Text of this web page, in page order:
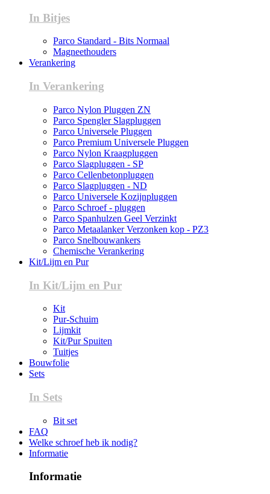
In Bitjes
Parco Standard - Bits Normaal
Magneethouders
Verankering
In Verankering
Parco Nylon Pluggen ZN
Parco Spengler Slagpluggen
Parco Universele Pluggen
Parco Premium Universele Pluggen
Parco Nylon Kraagpluggen
Parco Slagpluggen - SP
Parco Cellenbetonpluggen
Parco Slagpluggen - ND
Parco Universele Kozijnpluggen
Parco Schroef - pluggen
Parco Spanhulzen Geel Verzinkt
Parco Metaalanker Verzonken kop - PZ3
Parco Snelbouwankers
Chemische Verankering
Kit/Lijm en Pur
In Kit/Lijm en Pur
Kit
Pur-Schuim
Lijmkit
Kit/Pur Spuiten
Tuitjes
Bouwfolie
Sets
In Sets
Bit set
FAQ
Welke schroef heb ik nodig?
Informatie
Informatie